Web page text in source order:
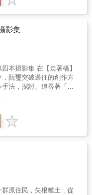
，以及逗趣、帶有豐富
些貓咪與女同志一起成
本書特色 1.臺
攝影書，收錄一百五十
同志述說
當代臺灣女同志多元面
人推薦 R
風
想偷就偷》《想睡就
忙&gt;&lt;跨時代&gt;&lt;
姊
啊！》
》，對他而言，應該是
，看似時空穿越今昔的
創作，流
屬於自己獨特的攝影語
未來，體現攝影紀錄無窮
發明一八〇年，也是促
創意，讓民眾更容易親
，特別的一年。八月十
們一起來關注，找尋過
開示。
影集
集 在【走著橋】
阮璽突破過往的創作方
法，探討、追尋著「可
的歷程，&ldquo;走著橋
喻的整個創作狀態。 透
我們無限的想像，雖然
原住民，失根離土，從